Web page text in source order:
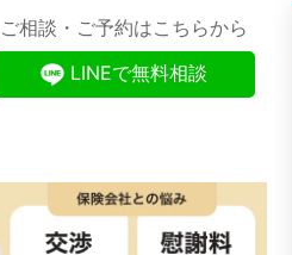
ご相談・ご予約はこちらから
LINEで無料相談